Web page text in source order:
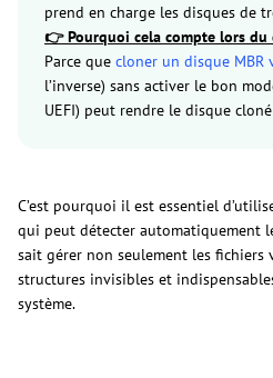
prend en charge les disques de
👉 Pourquoi cela compte lors du
Parce que cloner un disque MBR
l’inverse) sans activer le bon
UEFI) peut rendre le disque
C’est pourquoi il est essentiel
qui peut détecter automatiquement
sait gérer non seulement les fichiers
structures invisibles et
système.